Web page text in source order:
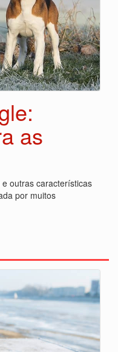
as
outras características
por muitos